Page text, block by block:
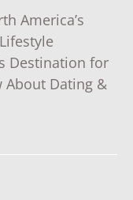
America’s
Destination for
About Dating &